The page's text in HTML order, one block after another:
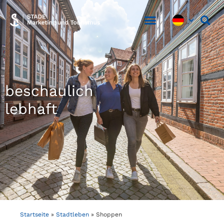
beschaulich
lebhaft
Startseite » Stadtleben » Shoppen